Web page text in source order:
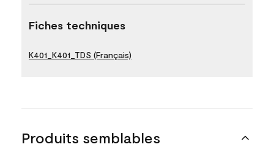
Fiches techniques
K401_K401_TDS (Français)
Produits semblables